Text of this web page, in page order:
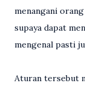
menangani
supaya dapat
mengenal pasti
Aturan tersebut